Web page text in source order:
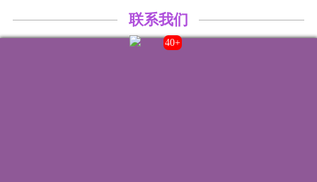
联系我们
院内电话:
021-22235555
43+